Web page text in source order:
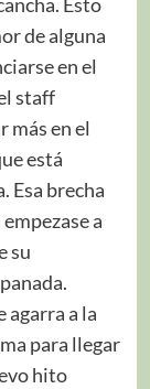
de alguna
en el
staff
más en el
está
Esa brecha
a
su
agarra a la
para llegar
hito